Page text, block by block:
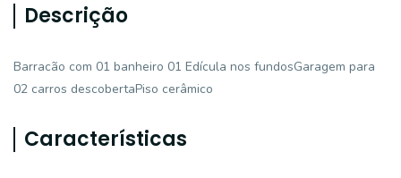
Descrição
Barracão com 01 banheiro 01 Edícula nos fundosGaragem para
02 carros descobertaPiso cerâmico
Características